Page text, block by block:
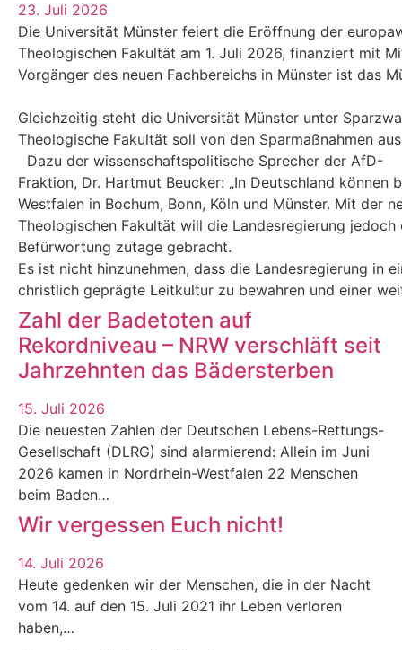
23. Juli 2026
Die Universität Münster feiert die Eröffnung der
Theologischen Fakultät am 1. Juli 2026, finanziert mit
Vorgänger des neuen Fachbereichs in Münster ist das
Gleichzeitig steht die Universität Münster unter
Theologische Fakultät soll von den Sparmaßnahmen
Dazu der wissenschaftspolitische Sprecher der AfD-
Fraktion, Dr. Hartmut Beucker: „In Deutschland
Westfalen in Bochum, Bonn, Köln und Münster. Mit der
Theologischen Fakultät will die Landesregierung
Befürwortung zutage gebracht.
Es ist nicht hinzunehmen, dass die Landesregierung in
christlich geprägte Leitkultur zu bewahren und einer
Zahl der Badetoten auf
Rekordniveau – NRW verschläft seit
Jahrzehnten das Bädersterben
15. Juli 2026
Die neuesten Zahlen der Deutschen Lebens-Rettungs-
Gesellschaft (DLRG) sind alarmierend: Allein im Juni
2026 kamen in Nordrhein-Westfalen 22 Menschen
beim Baden…
Wir vergessen Euch nicht!
14. Juli 2026
Heute gedenken wir der Menschen, die in der Nacht
vom 14. auf den 15. Juli 2021 ihr Leben verloren
haben,…